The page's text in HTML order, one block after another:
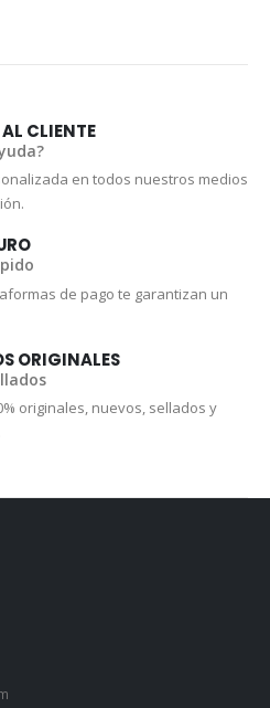
CLIENTE
en todos nuestros medios
de pago te garantizan un
ORIGINALES
originales, nuevos, sellados y